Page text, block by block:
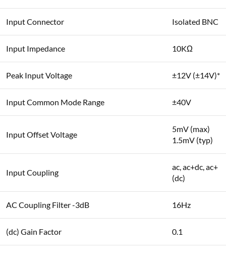
Input Connector Isolated BNC
Input Impedance 10KΩ
Peak Input Voltage ±12V (±14V)*
Input Common Mode Range ±40V
Input Offset Voltage
5mV (max)
1.5mV (typ)
Input Coupling
ac, ac+dc, ac+
(dc)
AC Coupling Filter -3dB 16Hz
(dc) Gain Factor 0.1